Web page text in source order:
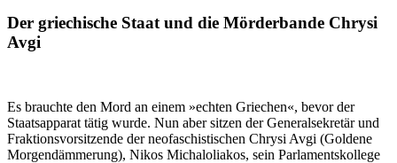
Der griechische Staat und die Mörderbande Chrysi
Avgi
Es brauchte den Mord an einem »echten Griechen«, bevor der
Staatsapparat tätig wurde. Nun aber sitzen der Generalsekretär und
Fraktionsvorsitzende der neofaschistischen Chrysi Avgi (Goldene
Morgendämmerung), Nikos Michaloliakos, sein Parlamentskollege